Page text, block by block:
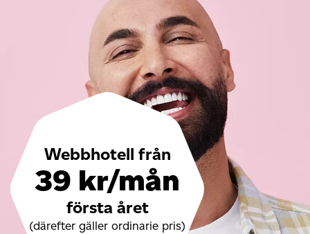
Webbhotell från
39 kr/mån
första året
(därefter gäller ordinarie pris)